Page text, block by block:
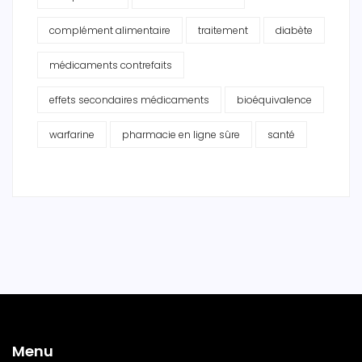
complément alimentaire traitement diabète
médicaments contrefaits
effets secondaires médicaments bioéquivalence
warfarine pharmacie en ligne sûre santé
Menu